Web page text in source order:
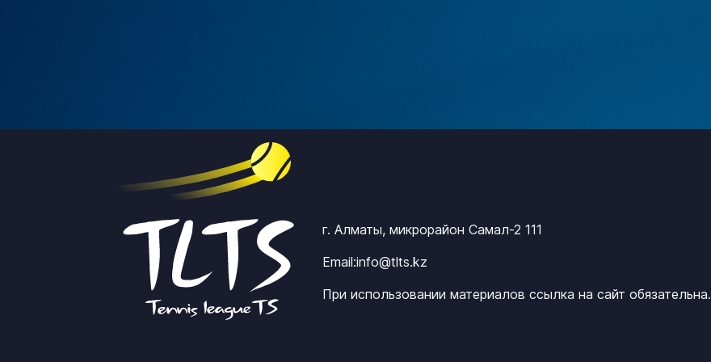
г. Алматы, микрорайон Самал-2 111
Email:info@tlts.kz
При использовании материалов ссылка на сайт обязательна.